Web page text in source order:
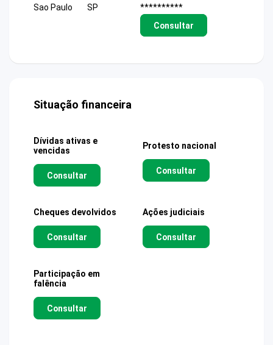
Sao Paulo
SP
**********
Consultar
Situação financeira
Dívidas ativas e
vencidas
Consultar
Protesto nacional
Consultar
Cheques devolvidos
Consultar
Ações judiciais
Consultar
Participação em
falência
Consultar